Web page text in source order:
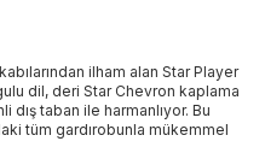
ilham alan Star Player
dil, deri Star Chevron kaplama
taban ile harmanlıyor. Bu
tüm gardırobunla mükemmel